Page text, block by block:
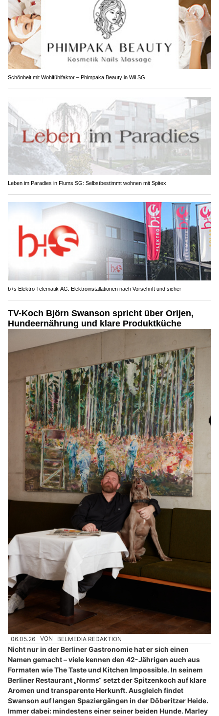
Schönheit mit Wohlfühlfaktor – Phimpaka Beauty in Wil SG
Leben im Paradies in Flums SG: Selbstbestimmt wohnen mit Spitex
b+s Elektro Telematik AG: Elektroinstallationen nach Vorschrift und sicher
TV-Koch Björn Swanson spricht über Orijen,
Hundeernährung und klare Produktküche
06.05.26 VON BELMEDIA REDAKTION
Nicht nur in der Berliner Gastronomie hat er sich einen
Namen gemacht – viele kennen den 42-Jährigen auch aus
Formaten wie The Taste und Kitchen Impossible. In seinem
Berliner Restaurant „Norms“ setzt der Spitzenkoch auf klare
Aromen und transparente Herkunft. Ausgleich findet
Swanson auf langen Spaziergängen in der Döberitzer Heide.
Immer dabei: mindestens einer seiner beiden Hunde. Marley